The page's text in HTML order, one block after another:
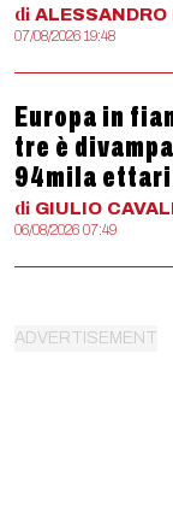
di ALESSANDRO
07/08/2026 19:48
Europa in
tre è
94mila
di GIULIO
06/08/2026 07:49